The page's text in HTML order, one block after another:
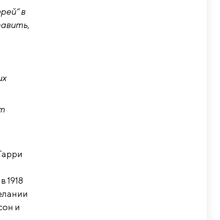
в
1918
и